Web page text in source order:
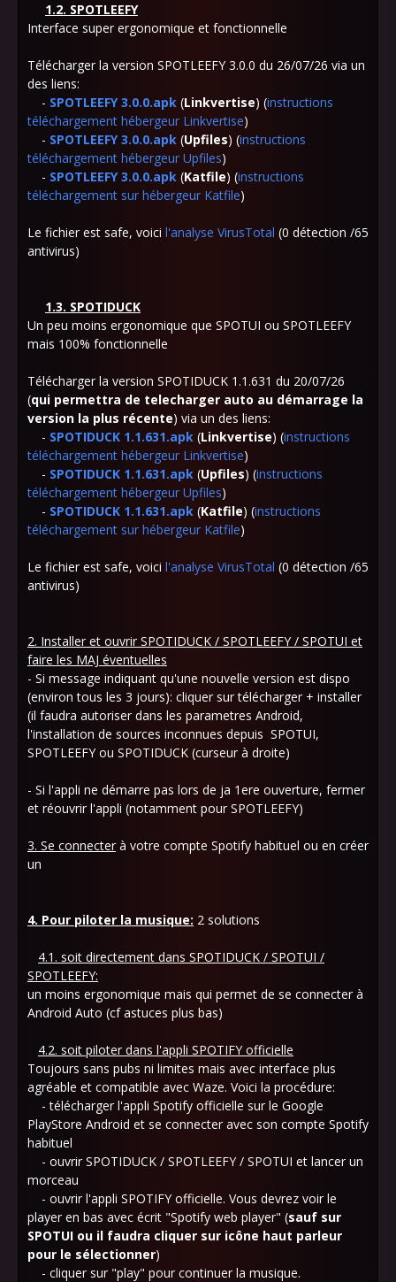
1.2. SPOTLEEFY
Interface super ergonomique et fonctionnelle
Télécharger la version SPOTLEEFY 3.0.0 du 26/07/26 via un
des liens:
- SPOTLEEFY 3.0.0.apk (Linkvertise) (instructions
téléchargement hébergeur Linkvertise)
- SPOTLEEFY 3.0.0.apk (Upfiles) (instructions
téléchargement hébergeur Upfiles)
- SPOTLEEFY 3.0.0.apk (Katfile) (instructions
téléchargement sur hébergeur Katfile)
Le fichier est safe, voici l'analyse VirusTotal (0 détection /65
antivirus)
1.3. SPOTIDUCK
Un peu moins ergonomique que SPOTUI ou SPOTLEEFY
mais 100% fonctionnelle
Télécharger la version SPOTIDUCK 1.1.631 du 20/07/26
(qui permettra de telecharger auto au démarrage la
version la plus récente) via un des liens:
- SPOTIDUCK 1.1.631.apk (Linkvertise) (instructions
téléchargement hébergeur Linkvertise)
- SPOTIDUCK 1.1.631.apk (Upfiles) (instructions
téléchargement hébergeur Upfiles)
- SPOTIDUCK 1.1.631.apk (Katfile) (instructions
téléchargement sur hébergeur Katfile)
Le fichier est safe, voici l'analyse VirusTotal (0 détection /65
antivirus)
2. Installer et ouvrir SPOTIDUCK / SPOTLEEFY / SPOTUI et
faire les MAJ éventuelles
- Si message indiquant qu'une nouvelle version est dispo
(environ tous les 3 jours): cliquer sur télécharger + installer
(il faudra autoriser dans les parametres Android,
l'installation de sources inconnues depuis SPOTUI,
SPOTLEEFY ou SPOTIDUCK (curseur à droite)
- Si l'appli ne démarre pas lors de ja 1ere ouverture, fermer
et réouvrir l'appli (notamment pour SPOTLEEFY)
3. Se connecter à votre compte Spotify habituel ou en créer
un
4. Pour piloter la musique: 2 solutions
4.1. soit directement dans SPOTIDUCK / SPOTUI /
SPOTLEEFY:
un moins ergonomique mais qui permet de se connecter à
Android Auto (cf astuces plus bas)
4.2. soit piloter dans l'appli SPOTIFY officielle
Toujours sans pubs ni limites mais avec interface plus
agréable et compatible avec Waze. Voici la procédure:
- télécharger l'appli Spotify officielle sur le Google
PlayStore Android et se connecter avec son compte Spotify
habituel
- ouvrir SPOTIDUCK / SPOTLEEFY / SPOTUI et lancer un
morceau
- ouvrir l'appli SPOTIFY officielle. Vous devrez voir le
player en bas avec écrit "Spotify web player" (sauf sur
SPOTUI ou il faudra cliquer sur icône haut parleur
pour le sélectionner)
- cliquer sur "play" pour continuer la musique.